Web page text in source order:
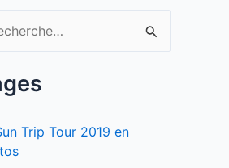
Trip Tour 2019 en